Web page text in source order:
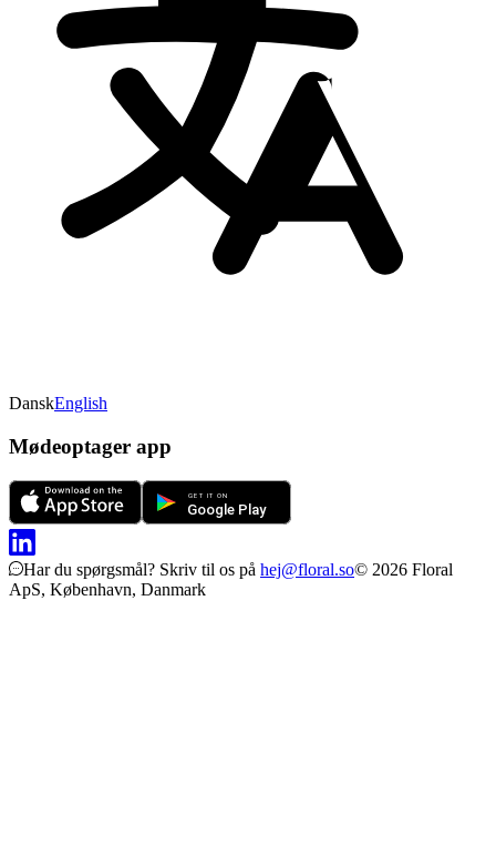
DanskEnglish
Mødeoptager app
Har du spørgsmål? Skriv til os på hej@floral.so© 2026 Floral
ApS, København, Danmark